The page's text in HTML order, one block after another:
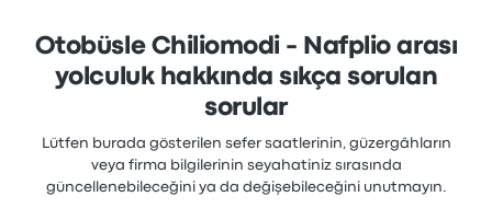
Otobüsle Chiliomodi - Nafplio arası
yolculuk hakkında sıkça sorulan
sorular
Lütfen burada gösterilen sefer saatlerinin, güzergâhların
veya firma bilgilerinin seyahatiniz sırasında
güncellenebileceğini ya da değişebileceğini unutmayın.